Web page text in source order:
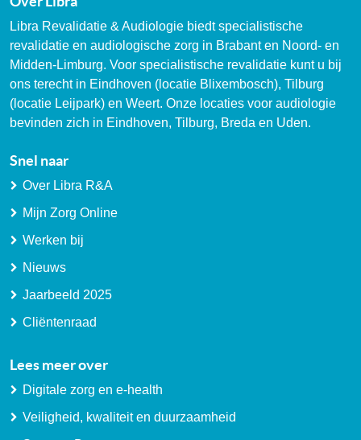
Libra Revalidatie & Audiologie biedt specialistische
revalidatie en audiologische zorg in Brabant en Noord- en
Midden-Limburg. Voor specialistische revalidatie kunt u bij
ons terecht in Eindhoven (locatie Blixembosch), Tilburg
(locatie Leijpark) en Weert. Onze locaties voor audiologie
bevinden zich in Eindhoven, Tilburg, Breda en Uden.
Snel naar
Over Libra R&A
Mijn Zorg Online
Werken bij
Nieuws
Jaarbeeld 2025
Cliëntenraad
Lees meer over
Digitale zorg en e-health
Veiligheid, kwaliteit en duurzaamheid